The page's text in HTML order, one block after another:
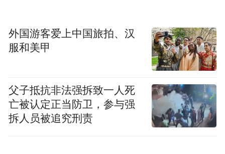
念斌被抓走后，他的家数次被打砸，妻儿被
迫“逃离”到福州。在念斌被释放前，镇政府
跟念家人打招呼，暂时不要回平潭老家，怕
见亲戚，不能大范围见朋友。
外国游客爱上中国旅拍、汉
服和美甲
父子抵抗非法强拆致一人死
亡被认定正当防卫，参与强
拆人员被追究刑责